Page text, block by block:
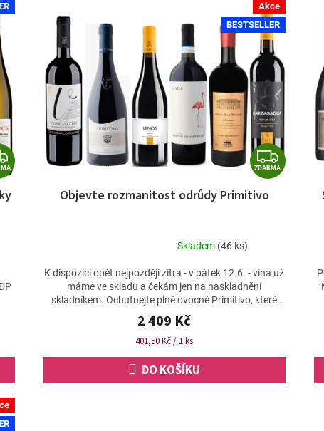
Z
D
A
Akce
BESTSELLER
Z
D
A
ZDARMA
Objevte rozmanitost odrůdy Primitivo
hodnocení
produktu
je
Skladem (46 ks)
2 409 Kč
Měrná
401,50 Kč / 1 ks
DO KOŠÍKU
K dispozici opět nejpozději zítra - v pátek 12.6. - vína už
máme ve skladu a čekám jen na naskladnění
skladníkem. Ochutnejte plné ovocné Primitivo, které
se...